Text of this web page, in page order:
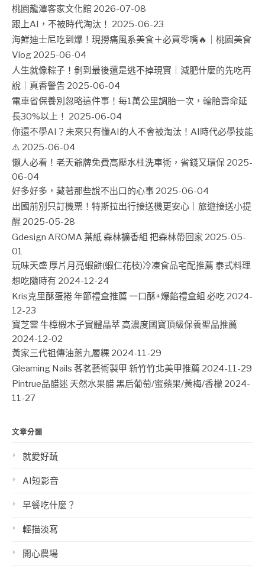
桃園龍潭客家文化館 2026-07-08
跟上AI，不被時代淘汰！ 2025-06-23
海鮮迪士尼吃到爆！現撈痛風系美食＋必買零嘴🔥｜桃園美食
Vlog 2025-06-04
人生就像粽子！剝到最後還是逃不掉現實｜減肥什麼的先吃再
說｜真香警告 2025-06-04
電車省保養別忽略這件事！每1萬公里調胎一次，輪胎壽命延
長30%以上！ 2025-06-04
你還不學AI？未來只有懂AI的人不會被淘汰！AI時代必學技能
⚠️ 2025-06-04
懶人必看！老天爺牌免費高壓水柱洗車術，省錢又環保 2025-
06-04
好多好多，藏著那些說不出口的心事 2025-06-04
出國前別只訂機票！特斯拉出行接送機更安心｜旅遊接送小提
醒 2025-05-28
Gdesign AROMA 葉紙 森林擴香組 把森林帶回家 2025-05-
01
玩味天盛 厚片月亮蝦餅(蝦仁花枝)冷凍食品宅配推薦 泰式料理
想吃隨時有 2024-12-24
Kris克里酥蛋捲 年節禮盒推薦 一口酥+爆餡禮盒組 必吃 2024-
12-23
寶芝靈 牛樟椴木子實體晶萃 高濃度國寶頂級保養聖品推薦
2024-12-02
黃家三代祖傳油蔥九層粿 2024-11-29
Gleaming Nails 茖茗藝術製甲 新竹竹北美甲推薦 2024-11-29
Pintrue品醋迷 天然水果醋 黑后葡萄/蜜蘋果/黃梅/香檬 2024-
11-27
文章分類
就愛好蔬
AI短影音
早餐吃什麼？
輕描淡寫
開心農場